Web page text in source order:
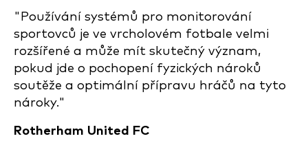
"Používání systémů pro monitorování
sportovců je ve vrcholovém fotbale velmi
rozšířené a může mít skutečný význam,
pokud jde o pochopení fyzických nároků
soutěže a optimální přípravu hráčů na tyto
nároky."
Rotherham United FC